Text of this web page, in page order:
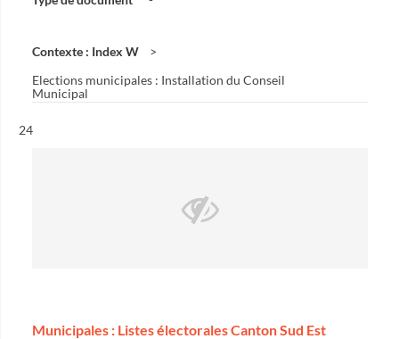
Contexte : Index W
Elections municipales : Installation du Conseil
Municipal
Résultat n°
24
Municipales : Listes électorales Canton Sud Est